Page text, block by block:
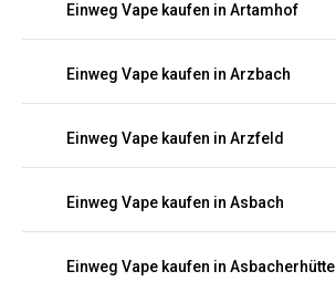
Einweg Vape kaufen in Artamhof
Einweg Vape kaufen in Arzbach
Einweg Vape kaufen in Arzfeld
Einweg Vape kaufen in Asbach
Einweg Vape kaufen in Asbacherhütte